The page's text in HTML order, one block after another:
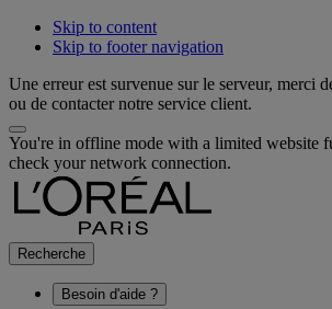
Skip to content
Skip to footer navigation
Une erreur est survenue sur le serveur, merci
ou de contacter notre service client.
You're in offline mode with a limited website
check your network connection.
Recherche
Besoin d'aide ?